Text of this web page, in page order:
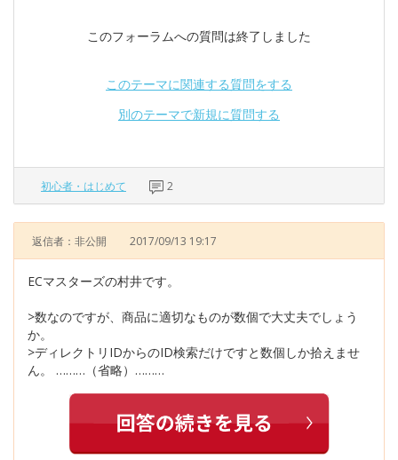
このフォーラムへの質問は終了しました
このテーマに関連する質問をする
別のテーマで新規に質問する
初心者・はじめて 2
返信者：非公開 2017/09/13 19:17
ECマスターズの村井です。
>数なのですが、商品に適切なものが数個で大丈夫でしょう
か。
>ディレクトリIDからのID検索だけですと数個しか拾えませ
ん。 ………（省略）………